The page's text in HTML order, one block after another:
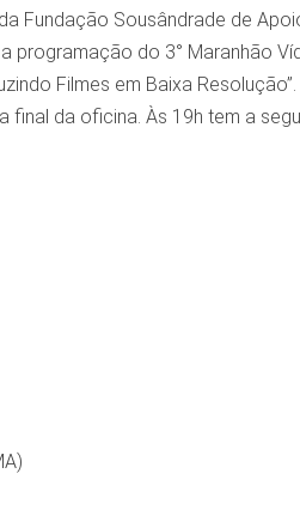
Fundação Sousândrade de
programação do 3° Maranhão
Filmes em Baixa
da oficina. Às 19h tem a